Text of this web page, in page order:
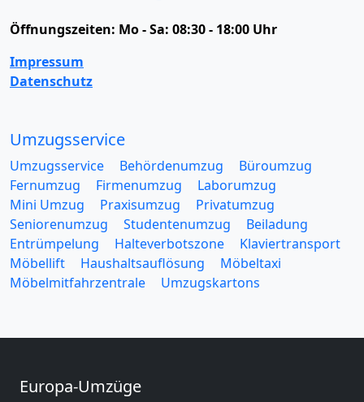
Öffnungszeiten: Mo - Sa: 08:30 - 18:00 Uhr
Impressum
Datenschutz
Umzugsservice
Umzugsservice Behördenumzug
Büroumzug
Fernumzug
Firmenumzug
Laborumzug
Mini Umzug
Praxisumzug
Privatumzug
Seniorenumzug
Studentenumzug
Beiladung
Entrümpelung
Halteverbotszone
Klaviertransport
Möbellift
Haushaltsauflösung
Möbeltaxi
Möbelmitfahrzentrale
Umzugskartons
Europa-Umzüge